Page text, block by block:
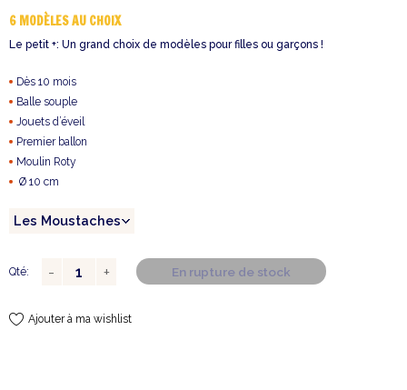
6 MODÈLES AU CHOIX
Le petit +: Un grand choix de modèles pour filles ou garçons !
Dès 10 mois
Balle souple
Jouets d’éveil
Premier ballon
Moulin Roty
Ø 10 cm
Qté: En rupture de stock
Ajouter à ma wishlist